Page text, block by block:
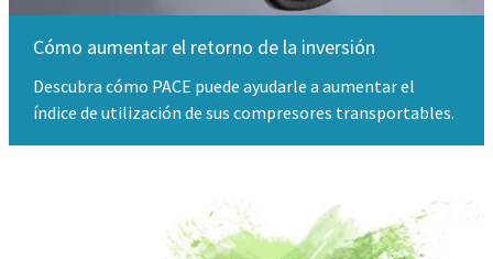
Cómo aumentar el retorno de la inversión
Descubra cómo PACE puede ayudarle a aumentar el
índice de utilización de sus compresores transportables.